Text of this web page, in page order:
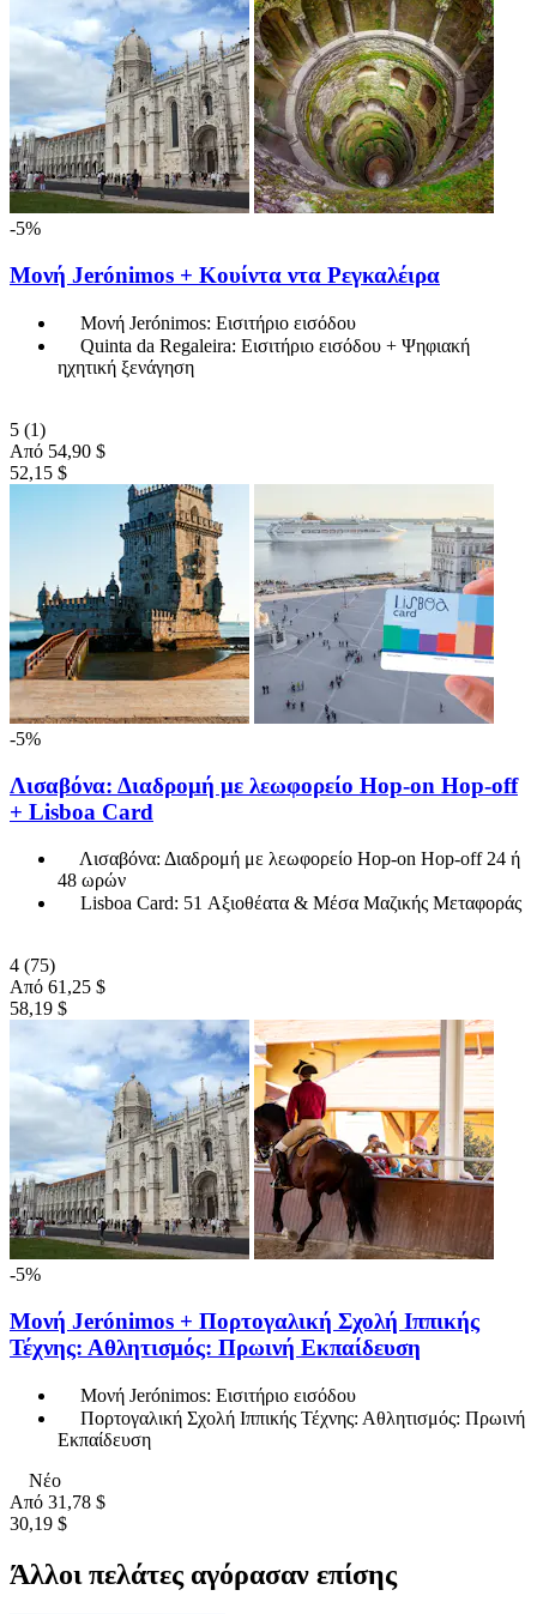
-5%
Μονή Jerónimos + Κουίντα ντα Ρεγκαλέιρα
Μονή Jerónimos: Εισιτήριο εισόδου
Quinta da Regaleira: Εισιτήριο εισόδου + Ψηφιακή
ηχητική ξενάγηση
5 (1)
Από 54,90 $
52,15 $
-5%
Λισαβόνα: Διαδρομή με λεωφορείο Hop-on Hop-off
+ Lisboa Card
Λισαβόνα: Διαδρομή με λεωφορείο Hop-on Hop-off 24 ή
48 ωρών
Lisboa Card: 51 Αξιοθέατα & Μέσα Μαζικής Μεταφοράς
4 (75)
Από 61,25 $
58,19 $
-5%
Μονή Jerónimos + Πορτογαλική Σχολή Ιππικής
Τέχνης: Αθλητισμός: Πρωινή Εκπαίδευση
Μονή Jerónimos: Εισιτήριο εισόδου
Πορτογαλική Σχολή Ιππικής Τέχνης: Αθλητισμός: Πρωινή
Εκπαίδευση
Νέο
Από 31,78 $
30,19 $
Άλλοι πελάτες αγόρασαν επίσης